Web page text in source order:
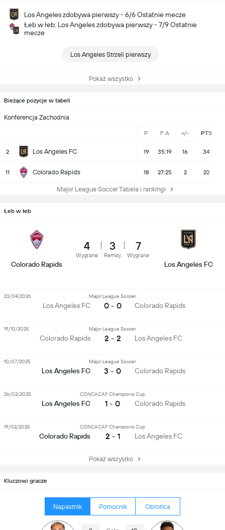
Los Angeles zdobywa pierwszy - 6/6 Ostatnie mecze
Łeb w łeb: Los Angeles zdobywa pierwszy - 7/9 Ostatnie
mecze
Los Angeles Strzeli pierwszy
Pokaż wszystko
Bieżące pozycje w tabeli
Konferencja Zachodnia
P F:A +/- PTS
2 Los Angeles FC 19 35:19 16 34
11 Colorado Rapids 18 27:25 2 22
Major League Soccer Tabela i rankingi
Kluczowi gracze
Napastnik Pomocnik Obrońca
Łeb w łeb
Colorado Rapids
4
Wygrane
3
Remisy
7
Wygrane
Los Angeles FC
Los Angeles FC
Major League Soccer
0 - 0 Colorado Rapids
23/04/2026
Colorado Rapids
Major League Soccer
2 - 2 Los Angeles FC
19/10/2025
Los Angeles FC
Major League Soccer
3 - 0 Colorado Rapids
10/07/2025
Los Angeles FC
CONCACAF Champions Cup
1 - 0 Colorado Rapids
26/02/2025
Colorado Rapids
CONCACAF Champions Cup
2 - 1 Los Angeles FC
19/02/2025
Pokaż wszystko